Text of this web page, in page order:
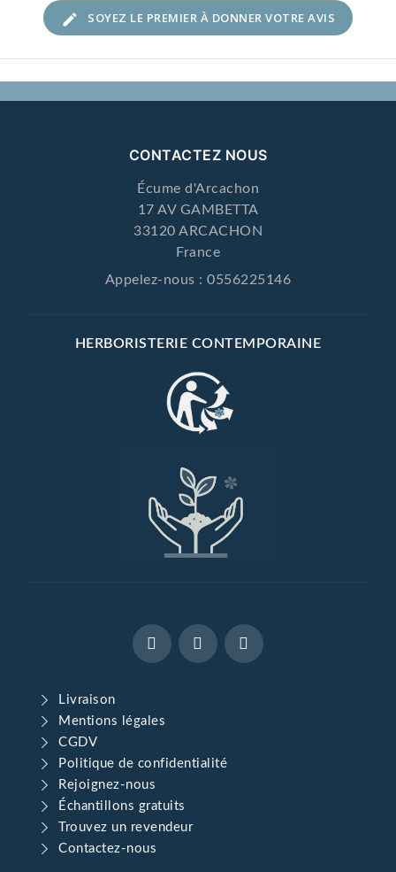
SOYEZ LE PREMIER À DONNER VOTRE AVIS
CONTACTEZ NOUS
Écume d'Arcachon
17 AV GAMBETTA
33120 ARCACHON
France
Appelez-nous :0556225146
HERBORISTERIE CONTEMPORAINE
Livraison
Mentions légales
CGDV
Politique de confidentialité
Rejoignez-nous
Échantillons gratuits
Trouvez un revendeur
Contactez-nous